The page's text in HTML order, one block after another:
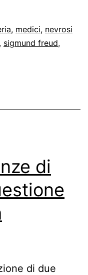
, medici, nevrosi
, sigmund freud,
di
di due